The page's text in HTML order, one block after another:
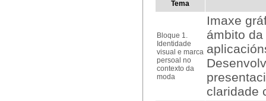
Tema
Bloque 1.
Identidade
visual e marca
persoal no
contexto da
moda
Imaxe
ámbito
claridade